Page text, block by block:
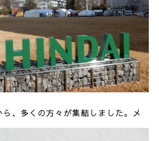
、多くの方々が集結しました。メ